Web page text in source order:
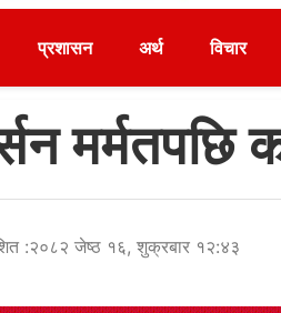
प्रशासन अर्थ विचार
मर्मतपछि
:२०८२ जेष्ठ १६, शुक्रबार १२:४३